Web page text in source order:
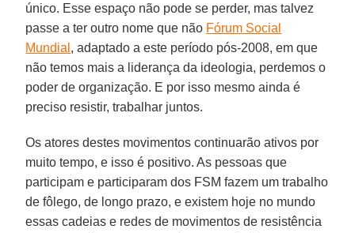
único. Esse espaço não pode se perder, mas talvez
passe a ter outro nome que não Fórum Social
Mundial , adaptado a este período pós-2008, em que
não temos mais a liderança da ideologia, perdemos o
poder de organização. E por isso mesmo ainda é
preciso resistir, trabalhar juntos.
Os atores destes movimentos continuarão ativos por
muito tempo, e isso é positivo. As pessoas que
participam e participaram dos FSM fazem um trabalho
de fôlego, de longo prazo, e existem hoje no mundo
essas cadeias e redes de movimentos de resistência